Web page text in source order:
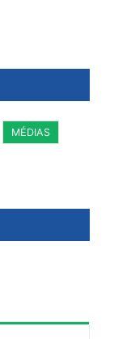
MÉDIAS